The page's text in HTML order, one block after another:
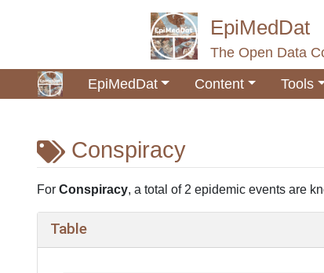
EpiMedDat
The Open Data
EpiMedDat
Content Tools
Conspiracy
Jump to:navigation ,search
For Conspiracy, a total of 2 epidemic events are
Table